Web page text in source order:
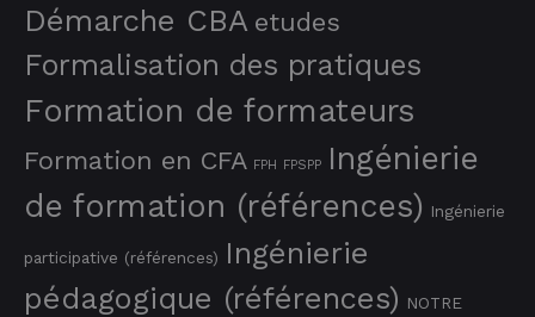
Démarche CBA etudes
Formalisation des pratiques
Formation de formateurs
Formation en CFA FPH FPSPP
Ingénierie
de formation (références) Ingénierie
participative (références) Ingénierie
pédagogique (références) NOTRE